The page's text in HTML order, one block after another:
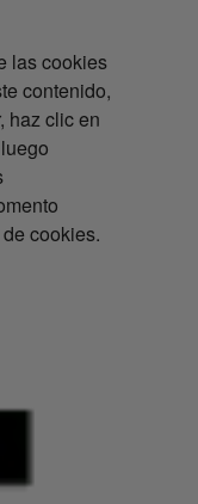
las cookies
contenido,
haz clic en
cookies.